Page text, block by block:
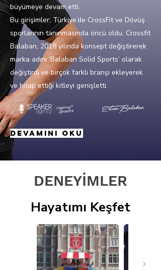
büyümeye devam etti.
Bu girişimler; Türkiye’de CrossFit ve Dövüş
sporlarının tanınmasında öncü oldu. Crossfit
Balaban, 2018 yılında konsept değiştirerek
marka adını ‘Balaban Solid Sports’ olarak
değiştirdi ve birçok farklı branşı ekleyerek
ve hitap ettiği kitleyi genişletti.
Devamını oku
DENEYİMLER
Hayatımı Keşfet